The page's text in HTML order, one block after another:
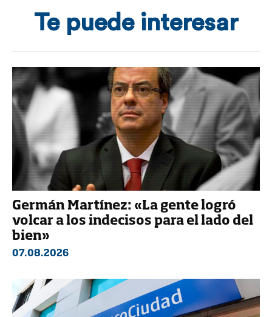
Te puede interesar
Germán Martínez: «La gente logró
volcar a los indecisos para el lado del
bien»
07.08.2026